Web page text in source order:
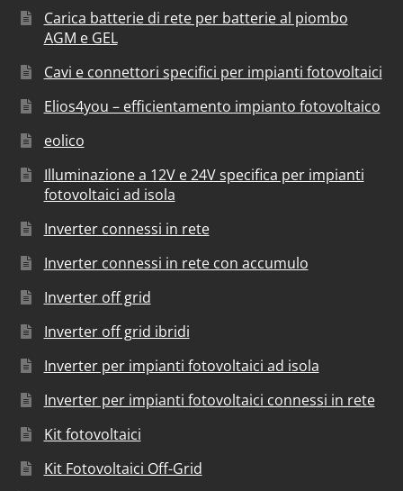
Carica batterie di rete per batterie al piombo
AGM e GEL
Cavi e connettori specifici per impianti fotovoltaici
Elios4you – efficientamento impianto fotovoltaico
eolico
Illuminazione a 12V e 24V specifica per impianti
fotovoltaici ad isola
Inverter connessi in rete
Inverter connessi in rete con accumulo
Inverter off grid
Inverter off grid ibridi
Inverter per impianti fotovoltaici ad isola
Inverter per impianti fotovoltaici connessi in rete
Kit fotovoltaici
Kit Fotovoltaici Off-Grid